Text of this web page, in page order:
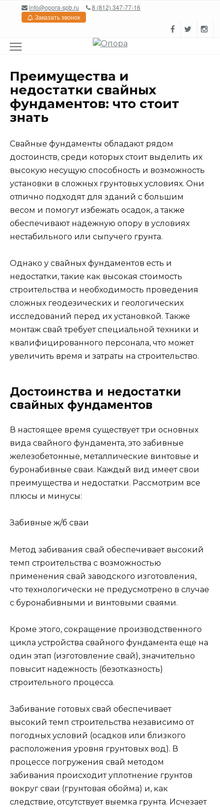
Перейтиinfo@opora-spb.ru
8 (812) 347-77-16
Заказать звонок
Преимущества и
недостатки свайных
фундаментов: что стоит
знать
Свайные фундаменты обладают рядом
достоинств, среди которых стоит выделить их
высокую несущую способность и возможность
установки в сложных грунтовых условиях. Они
отлично подходят для зданий с большим
весом и помогут избежать осадок, а также
обеспечивают надежную опору в условиях
нестабильного или сыпучего грунта.
Однако у свайных фундаментов есть и
недостатки, такие как высокая стоимость
строительства и необходимость проведения
сложных геодезических и геологических
исследований перед их установкой. Также
монтаж свай требует специальной техники и
квалифицированного персонала, что может
увеличить время и затраты на строительство.
Достоинства и недостатки
свайных фундаментов
В настоящее время существует три основных
вида свайного фундамента, это забивные
железобетонные, металлические винтовые и
буронабивные сваи. Каждый вид имеет свои
преимущества и недостатки. Рассмотрим все
плюсы и минусы:
Забивные ж/б сваи
Метод забивания свай обеспечивает высокий
темп строительства с возможностью
применения свай заводского изготовления,
что технологически не предусмотрено в случае
с буронабивными и винтовыми сваями.
Кроме этого, сокращение производственного
цикла устройства свайного фундамента еще на
один этап (изготовление свай), значительно
повысит надежность (безотказность)
строительного процесса.
Забивание готовых свай обеспечивает
высокий темп строительства независимо от
погодных условий (осадков или близкого
расположения уровня грунтовых вод). В
процессе погружения свай методом
забивания происходит уплотнение грунтов
вокруг сваи (грунтовая обойма) и, как
следствие, отсутствует выемка грунта. Исчезает